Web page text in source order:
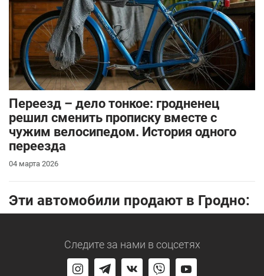
Переезд – дело тонкое: гродненец
решил сменить прописку вместе с
чужим велосипедом. История одного
переезда
04 марта 2026
Эти автомобили продают в Гродно:
Следите за нами в соцсетях